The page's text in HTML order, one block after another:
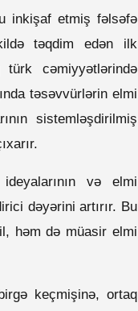
inkişaf etmiş fəlsəfə
təqdim edən ilk
türk cəmiyyətlərində
təsəvvürlərin elmi
sistemləşdirilmiş
və elmi
dəyərini artırır. Bu
həm də müasir elmi
keçmişinə, ortaq